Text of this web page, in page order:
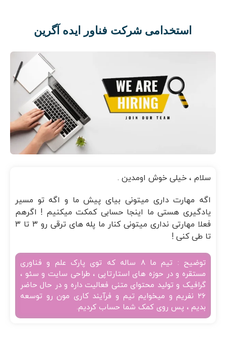
استخدامی شرکت فناور ایده آگرین
سلام ، خیلی خوش اومدین .
اگه مهارت داری میتونی بیای پیش ما و اگه تو مسیر
یادگیری هستی ما اینجا حسابی کمکت میکنیم ! اگرهم
فعلا مهارتی نداری میتونی کنار ما پله های ترقی رو ۳ تا ۳
تا طی کنی !
توضیح : تیم ما ۸ ساله که توی پارک علم و فناوری
مستقره و در حوزه های استارتاپی ، طراحی سایت و سئو ،
گرافیک و تولید محتوای متنی فعالیت داره و در حال حاضر
۲۶ نفریم و میخوایم تیم و فرآیند کاری مون رو توسعه
بدیم ، پس روی کمک شما حساب کردیم.